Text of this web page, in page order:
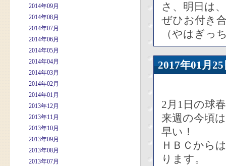
2014年09月
2014年08月
2014年07月
2014年06月
2014年05月
2014年04月
2014年03月
2014年02月
2014年01月
2013年12月
2013年11月
2013年10月
2013年09月
2013年08月
2013年07月
さ、明日は
ぜひお付き
（やはぎっ
2017年01
2月1日の球
来週の今頃
早い！
ＨＢＣから
ります。